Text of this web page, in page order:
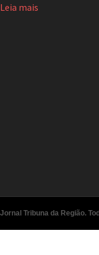
Leia mais
Jornal Tribuna da Região.